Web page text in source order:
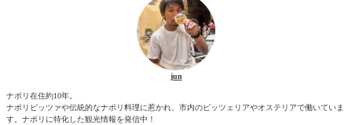
jun
ナポリ在住約10年。
ナポリピッツァや伝統的なナポリ料理に惹かれ、市内のピッツェリアやオステリアで働いていま
す。ナポリに特化した観光情報を発信中！